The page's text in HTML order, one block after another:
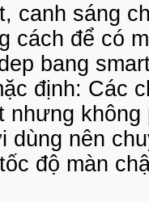
canh sáng
cách để có
bang
định: Các
nhưng
dùng nên
độ màn